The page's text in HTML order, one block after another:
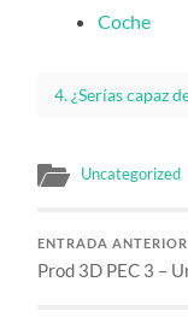
Coche
4. ¿Serías capaz
Uncategorized
ENTRADA ANTERIOR
Prod 3D PEC 3 –